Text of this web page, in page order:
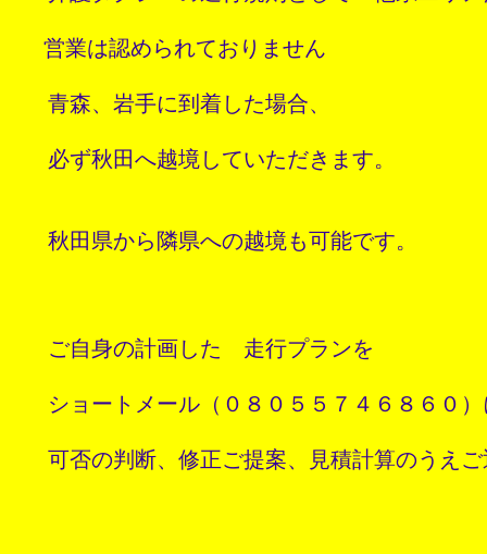
営業は認められておりません
   青森、岩手に到着した場合、
   必ず秋田へ越境していただきます。
   秋田県から隣県への越境も可能です。
   ご自身の計画した　走行プランを
ショートメール（０８０５５７４６８６０
可否の判断、修正ご提案、見積計算のうえ